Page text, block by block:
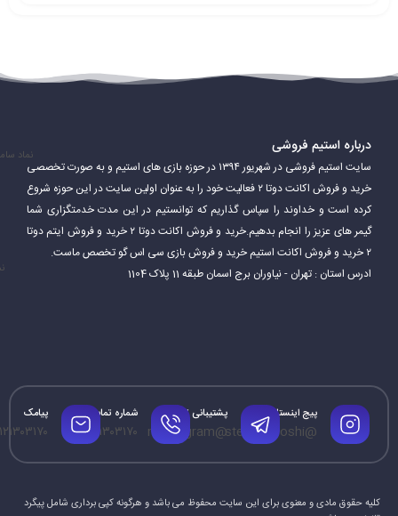
درباره استیم فروشی
سایت استیم فروشی در شهریور ۱۳۹۴ در حوزه بازی های استیم و به صورت تخصصی
خرید و فروش اکانت دوتا ۲ فعالیت خود را به عنوان اولین سایت در این حوزه شروع
کرده است و خداوند را سپاس گذاریم که توانستیم در این مدت خدمتگزاری شما
گیمر های عزیز را انجام بدهیم.خرید و فروش اکانت دوتا ۲ خرید و فروش ایتم دوتا
۲ خرید و فروش اکانت استیم خرید و فروش بازی سی اس گو تخصص ماست.
ادرس استان : تهران - نیاوران برج اسمان طبقه 11 پلاک 1104
نماد
پیج اینستاگرام
@steamforoshi
پشتیبانی تلگرام
@mrtelegram
شماره تماس
۰۹۱۲۱۳۰۳۱۷۰
پیامک
کلیه حقوق مادی و معنوی برای این سایت محفوظ می باشد و هرگونه کپی برداری شامل پیگرد